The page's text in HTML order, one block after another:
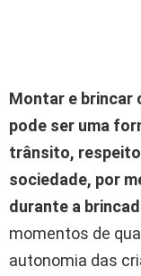
Montar e brincar
pode ser uma
trânsito, respeito
sociedade, por
durante a
momentos de
autonomia das